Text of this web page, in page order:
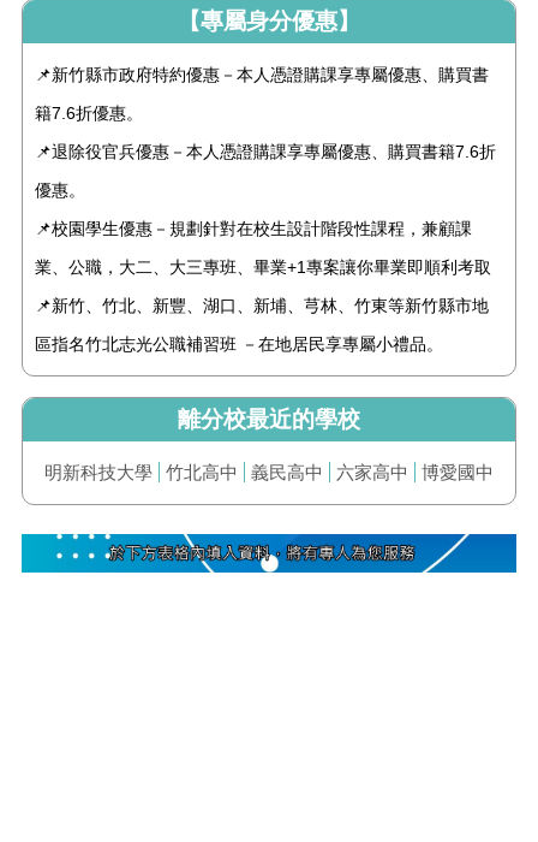
【專屬身分優惠】
📌新竹縣市政府特約優惠－本人憑證購課享專屬優惠、購買書
籍7.6折優惠。
📌退除役官兵優惠－本人憑證購課享專屬優惠、購買書籍7.6折
優惠。
📌校園學生優惠－規劃針對在校生設計階段性課程，兼顧課
業、公職，大二、大三專班、畢業+1專案讓你畢業即順利考取
📌新竹、竹北、新豐、湖口、新埔、芎林、竹東等新竹縣市地
區指名竹北志光公職補習班 －在地居民享專屬小禮品。
離分校最近的學校
明新科技大學 竹北高中 義民高中 六家高中 博愛國中